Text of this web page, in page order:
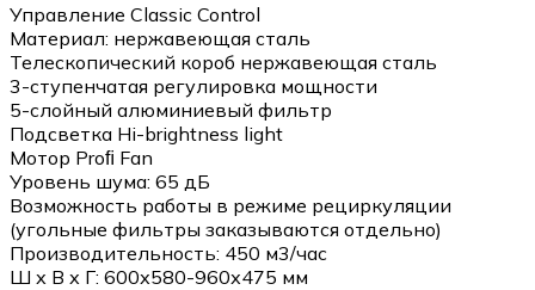
Управление Classic Control
Материал: нержавеющая сталь
Телескопический короб нержавеющая сталь
3-ступенчатая регулировка мощности
5-слойный алюминиевый фильтр
Подсветка Hi-brightness light
Мотор Proﬁ Fan
Уровень шума: 65 дБ
Возможность работы в режиме рециркуляции
(угольные фильтры заказываются отдельно)
Производительность: 450 м3/час
Ш х В х Г: 600х580-960х475 мм